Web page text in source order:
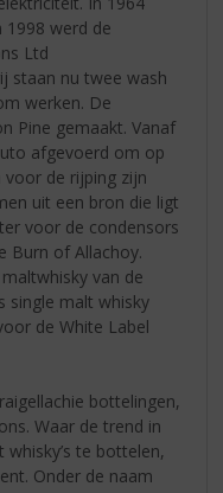
1998 werd de
Ltd
staan nu twee wash
werken. De
Pine gemaakt. Vanaf
afgevoerd om op
voor de rijping zijn
uit een bron die ligt
voor de condensors
Burn of Allachoy.
van de
single malt whisky
de White Label
bottelingen,
Waar de trend in
te bottelen,
Onder de naam